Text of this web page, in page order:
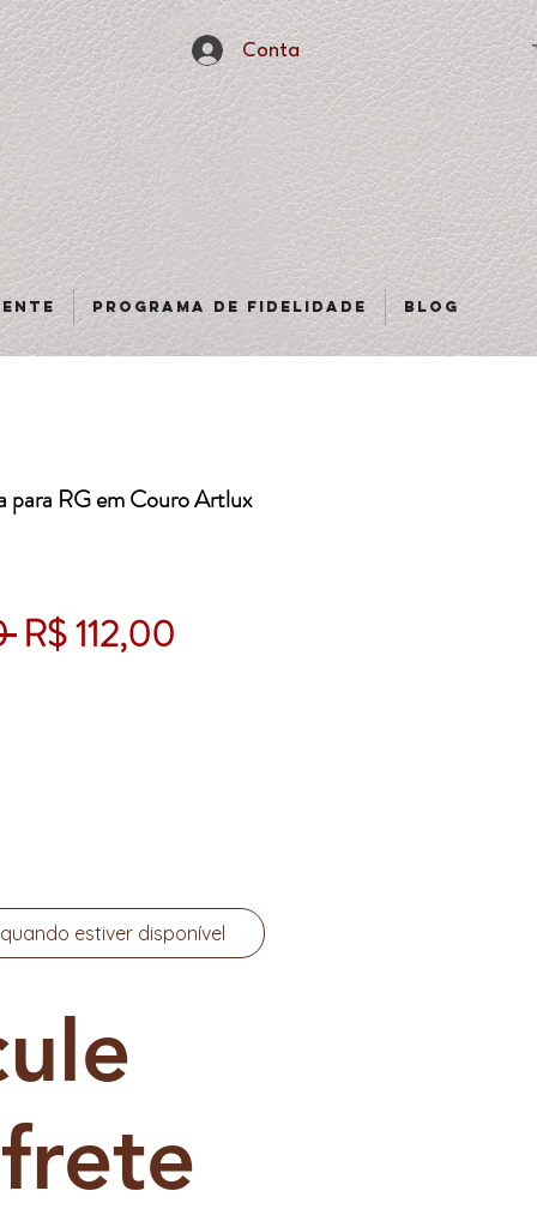
Conta
Programa de fidelidade Blog
para RG em Couro Artlux
Preço normal
R$ 112,00
estiver disponível